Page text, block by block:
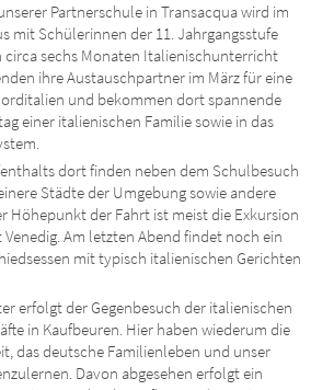
Partnerschule in Transacqua wird im
mit Schülerinnen der 11. Jahrgangsstufe
sechs Monaten Italienischunterricht
ihre Austauschpartner im März für eine
und bekommen dort spannende
einer italienischen Familie sowie in das
dort finden neben dem Schulbesuch
Städte der Umgebung sowie andere
Höhepunkt der Fahrt ist meist die Exkursion
Am letzten Abend findet noch ein
mit typisch italienischen Gerichten
erfolgt der Gegenbesuch der italienischen
in Kaufbeuren. Hier haben wiederum die
das deutsche Familienleben und unser
Davon abgesehen erfolgt ein